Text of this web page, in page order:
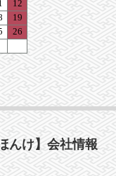
んけ】会社情報